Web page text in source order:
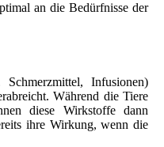
an die Bedürfnisse der
Schmerzmittel, Infusionen)
Während die Tiere
diese Wirkstoffe dann
ihre Wirkung, wenn die